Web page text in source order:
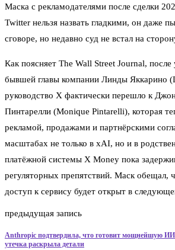
Маска с рекламодателями после сделки
Twitter нельзя назвать гладкими, он даже
сговоре, но недавно суд не встал на
Как поясняет The Wall Street Journal,
бывшей главы компании Линды Яккарино
руководство X фактически перешло к
Пинтарелли (Monique Pintarelli), которая
рекламой, продажами и партнёрскими
масштабах не только в xAI, но и в
платёжной системы X Money пока
регуляторных препятствий. Маск обещал,
доступ к сервису будет открыт в
предыдущая запись
Anthropic подтвердила, что готовит мощнейшую
утечка раскрыла детали